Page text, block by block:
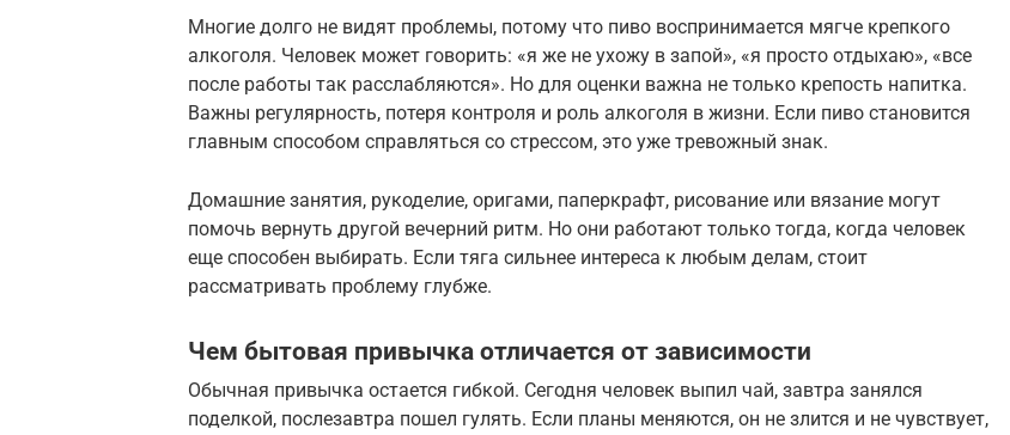
Многие долго не видят проблемы, потому что пиво воспринимается мягче крепкого
алкоголя. Человек может говорить: «я же не ухожу в запой», «я просто отдыхаю», «все
после работы так расслабляются». Но для оценки важна не только крепость напитка.
Важны регулярность, потеря контроля и роль алкоголя в жизни. Если пиво становится
главным способом справляться со стрессом, это уже тревожный знак.
Домашние занятия, рукоделие, оригами, паперкрафт, рисование или вязание могут
помочь вернуть другой вечерний ритм. Но они работают только тогда, когда человек
еще способен выбирать. Если тяга сильнее интереса к любым делам, стоит
рассматривать проблему глубже.
Чем бытовая привычка отличается от зависимости
Обычная привычка остается гибкой. Сегодня человек выпил чай, завтра занялся
поделкой, послезавтра пошел гулять. Если планы меняются, он не злится и не чувствует,